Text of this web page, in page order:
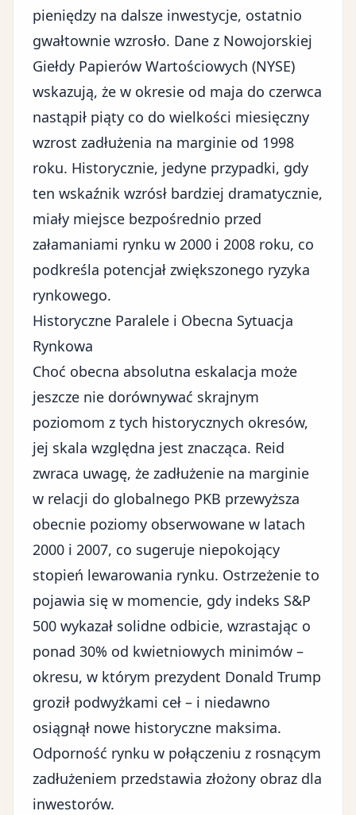
pieniędzy na dalsze inwestycje, ostatnio
gwałtownie wzrosło. Dane z Nowojorskiej
Giełdy Papierów Wartościowych (NYSE)
wskazują, że w okresie od maja do czerwca
nastąpił piąty co do wielkości miesięczny
wzrost zadłużenia na marginie od 1998
roku. Historycznie, jedyne przypadki, gdy
ten wskaźnik wzrósł bardziej dramatycznie,
miały miejsce bezpośrednio przed
załamaniami rynku w 2000 i 2008 roku, co
podkreśla potencjał zwiększonego ryzyka
rynkowego.
Historyczne Paralele i Obecna Sytuacja
Rynkowa
Choć obecna absolutna eskalacja może
jeszcze nie dorównywać skrajnym
poziomom z tych historycznych okresów,
jej skala względna jest znacząca. Reid
zwraca uwagę, że zadłużenie na marginie
w relacji do globalnego PKB przewyższa
obecnie poziomy obserwowane w latach
2000 i 2007, co sugeruje niepokojący
stopień lewarowania rynku. Ostrzeżenie to
pojawia się w momencie, gdy indeks S&P
500 wykazał solidne odbicie, wzrastając o
ponad 30% od kwietniowych minimów –
okresu, w którym prezydent Donald Trump
groził podwyżkami ceł – i niedawno
osiągnął nowe historyczne maksima.
Odporność rynku w połączeniu z rosnącym
zadłużeniem przedstawia złożony obraz dla
inwestorów.